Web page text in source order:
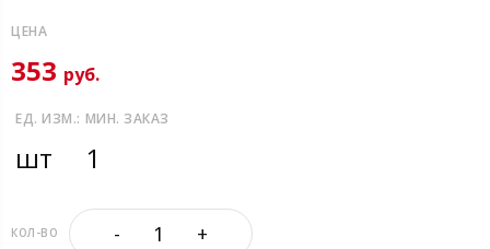
ЦЕНА
353 руб.
ЕД. ИЗМ.:
шт
МИН. ЗАКАЗ
1
КОЛ-ВО - +